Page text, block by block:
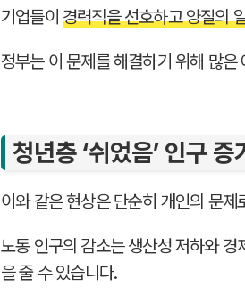
기업들이 경력직을 선호하고 양질의
정부는 이 문제를 해결하기 위해 많
청년층 ‘쉬었음’ 인구 증
이와 같은 현상은 단순히 개인의 문
노동 인구의 감소는 생산성 저하와
을 줄 수 있습니다.